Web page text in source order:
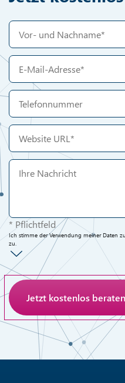
* Pflichtfeld
Ich stimme der Verwendung meiner Daten
zu.
Anti-Roboter-
Hier klicken